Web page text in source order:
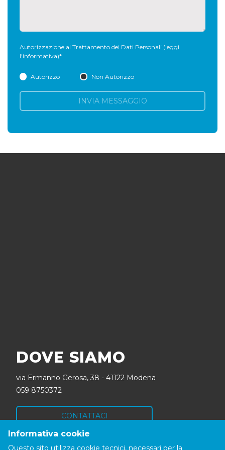
Autorizzazione al Trattamento dei Dati Personali (leggi
l'informativa)*
Autorizzo Non Autorizzo
INVIA MESSAGGIO
DOVE SIAMO
via Ermanno Gerosa, 38 - 41122 Modena
059 8750372
CONTATTACI
Informativa cookie
Questo sito utilizza cookie tecnici, necessari per la